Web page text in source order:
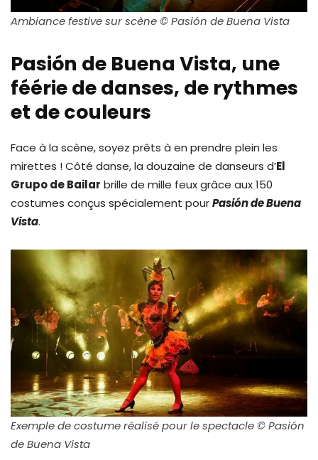
Ambiance festive sur scène © Pasión de Buena Vista
Pasión de Buena Vista, une
féérie de danses, de rythmes
et de couleurs
Face à la scène, soyez prêts à en prendre plein les
mirettes ! Côté danse, la douzaine de danseurs d’El
Grupo de Bailar brille de mille feux grâce aux 150
costumes conçus spécialement pourPasión de Buena
Vista.
Exemple de costume réalisé pour le spectacle © Pasión
de Buena Vista